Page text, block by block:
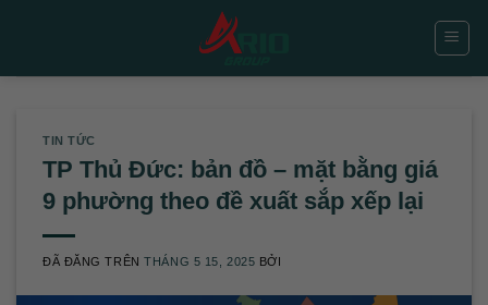
TIN TỨC
TP Thủ Đức: bản đồ – mặt bằng giá
9 phường theo đề xuất sắp xếp lại
ĐÃ ĐĂNG TRÊNTHÁNG 5 15, 2025 BỞI